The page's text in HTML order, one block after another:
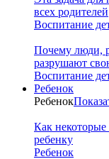
всех родителей
Воспитание
Почему люди,
разрушают
Воспитание
Ребенок
Ребенок
Как некоторые
ребенку
Ребенок